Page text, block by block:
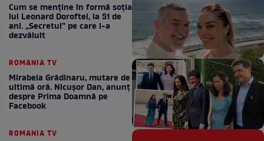
Cum se menţine în formă soţia
lui Leonard Doroftei, la 51 de
ani. „Secretul” pe care l-a
dezvăluit
ROMANIA TV
Mirabela Grădinaru, mutare de
ultimă oră. Nicuşor Dan, anunţ
despre Prima Doamnă pe
Facebook
ROMANIA TV